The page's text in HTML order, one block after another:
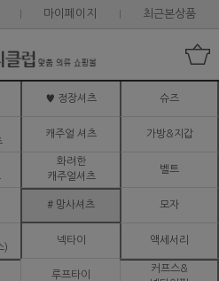
마이페이지 최근본상품
♥ 정장셔츠 슈즈
캐주얼 셔츠 가방&지갑
화려한
캐주얼셔츠
벨트
# 망사셔츠 모자
)
넥타이 액세서리
루프타이
커프스&